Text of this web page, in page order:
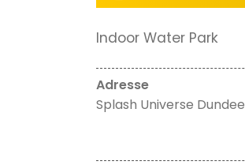
Indoor Water Park
Adresse
Splash Universe Dundee